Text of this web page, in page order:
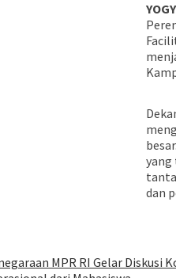
yang
dan
MPR RI Gelar Diskusi